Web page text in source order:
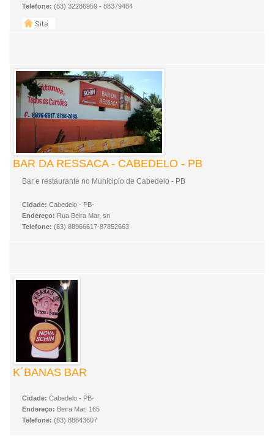
Telefone: (83) 32286959 - 88379484
BAR DA RESSACA - CABEDELO - PB
Bar e restaurante no Municipio de Cabedelo - PB
Cidade: Cabedelo - PB-
Endereço: Rua Beira Mar, sn
Telefone: (83) 88966617-87852663
K´BANAS BAR
Cidade: Cabedelo - PB-
Endereço: Beira Mar, 165
Telefone: (83) 88843607